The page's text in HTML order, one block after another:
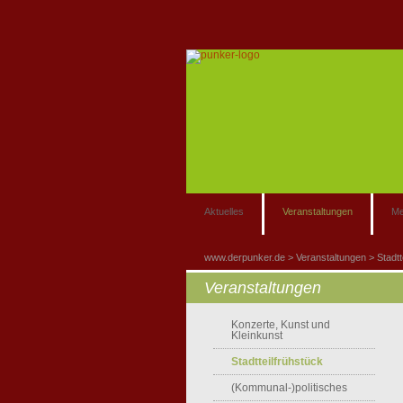
Aktuelles Veranstaltungen
www.derpunker.de Veranstaltungen
Veranstaltungen
Konzerte, Kunst und
Kleinkunst
Stadtteilfrühstück
(Kommunal-)politisches